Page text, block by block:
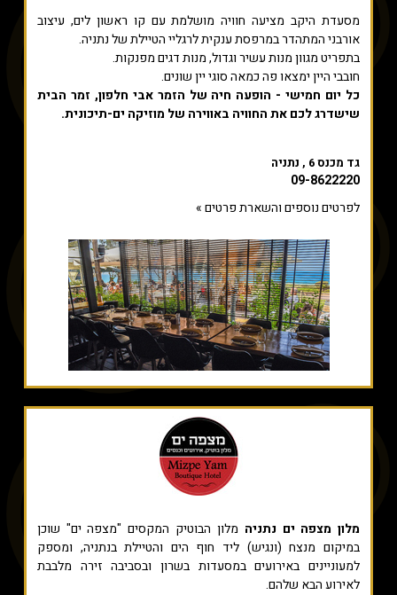
מסעדת היקב מציעה חוויה מושלמת עם קו ראשון לים, עיצוב
אורבני המתהדר במרפסת ענקית לרגליי הטיילת של נתניה.
בתפריט מגוון מנות עשיר וגדול, מנות דגים מפנקות.
חובבי היין ימצאו פה כמאה סוגי יין שונים.
כל יום חמישי - הופעה חיה של הזמר אבי חלפון, זמר הבית
שישדרג לכם את החוויה באווירה של מוזיקה ים-תיכונית.
גד מכנס 6 , נתניה
09-8622220
לפרטים נוספים והשארת פרטים »
מלון מצפה ים נתניה מלון הבוטיק המקסים "מצפה ים" שוכן
במיקום מנצח (ונגיש) ליד חוף הים והטיילת בנתניה, ומספק
למעוניינים באירועים במסעדות בשרון ובסביבה זירה מלבבת
לאירוע הבא שלהם.